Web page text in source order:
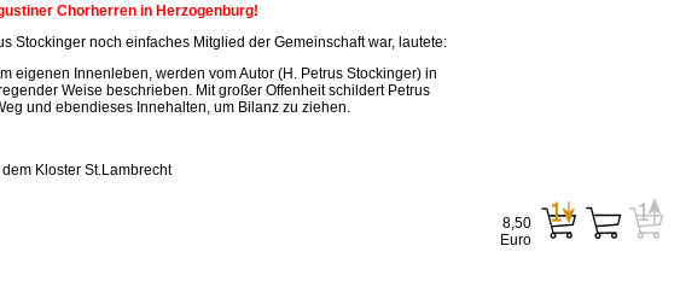
Chorherren in Herzogenburg!
Stockinger noch einfaches Mitglied der Gemeinschaft war, lautete:
eigenen Innenleben, werden vom Autor (H. Petrus Stockinger) in
Weise beschrieben. Mit großer Offenheit schildert Petrus
und ebendieses Innehalten, um Bilanz zu ziehen.
Kloster St.Lambrecht
8,50
Euro